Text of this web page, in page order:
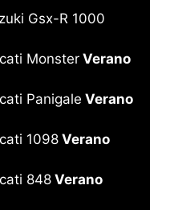
Gsx-R 1000
Monster Verano
Panigale Verano
1098 Verano
848 Verano